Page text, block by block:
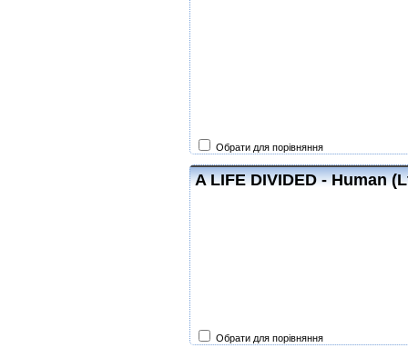
Обрати для порівняння
A LIFE DIVIDED - Human
Обрати для порівняння